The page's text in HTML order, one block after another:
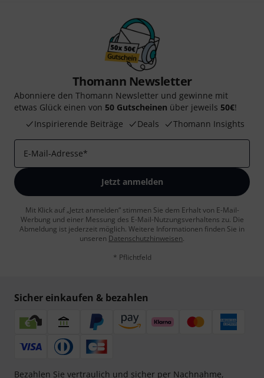
Thomann Newsletter
Abonniere den Thomann Newsletter und gewinne mit
etwas Glück einen von 50 Gutscheinen über jeweils 50€!
Inspirierende Beiträge
Deals Thomann Insights
E-Mail-Adresse*
Jetzt anmelden
Mit Klick auf „Jetzt anmelden“ stimmen Sie dem Erhalt von E-Mail-
Werbung und einer Messung des E-Mail-Nutzungsverhaltens zu. Die
Abmeldung ist jederzeit möglich. Weitere Informationen finden Sie in
unseren Datenschutzhinweisen.
* Pflichtfeld
Sicher einkaufen & bezahlen
Bezahlen Sie vertraulich und sicher per Nachnahme,